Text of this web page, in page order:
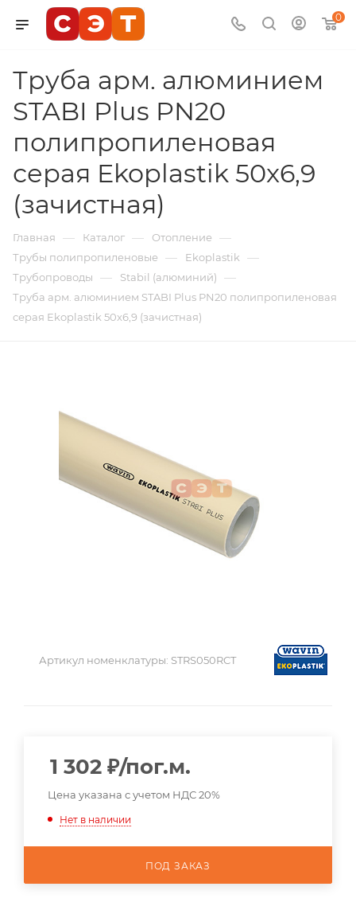
0
Труба арм. алюминием
STABI Plus PN20
полипропиленовая
серая Ekoplastik 50x6,9
(зачистная)
Главная — Каталог — Отопление —
Трубы полипропиленовые — Ekoplastik —
Трубопроводы — Stabil (алюминий) —
Труба арм. алюминием STABI Plus PN20 полипропиленовая
серая Ekoplastik 50x6,9 (зачистная)
Артикул номенклатуры: STRS050RCT
1 302 ₽/пог.м.
Цена указана с учетом НДС 20%
Нет в наличии
ПОД ЗАКАЗ